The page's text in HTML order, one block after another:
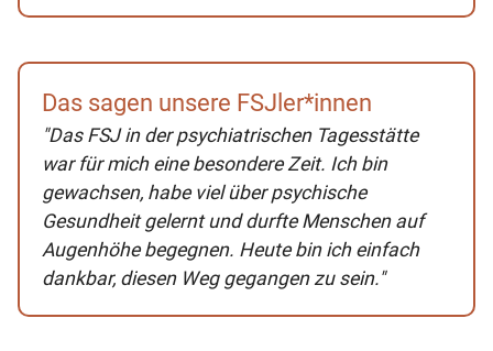
Das sagen unsere FSJler*innen
"Das FSJ in der psychiatrischen Tagesstätte
war für mich eine besondere Zeit. Ich bin
gewachsen, habe viel über psychische
Gesundheit gelernt und durfte Menschen auf
Augenhöhe begegnen. Heute bin ich einfach
dankbar, diesen Weg gegangen zu sein."